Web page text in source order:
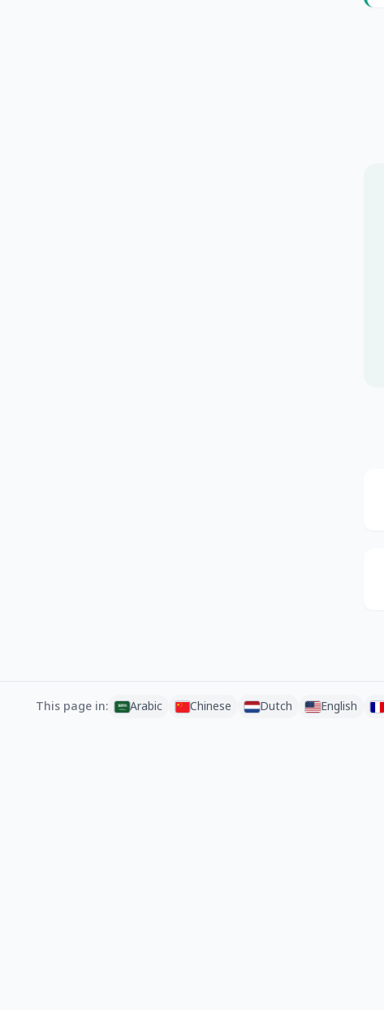
This page in: Arabic Chinese Dutch English